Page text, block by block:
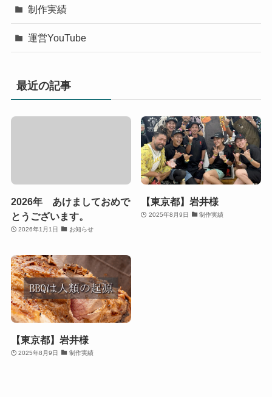
制作実績
運営YouTube
最近の記事
2026年 あけましておめで
とうございます。
2026年1月1日 お知らせ
【東京都】岩井様
2025年8月9日 制作実績
【東京都】岩井様
2025年8月9日 制作実績